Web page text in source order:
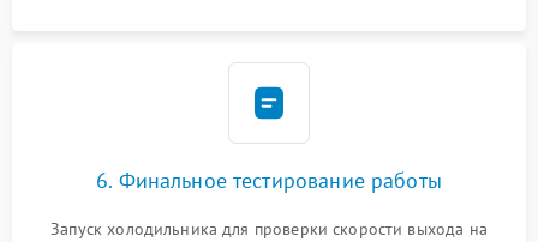
6. Финальное тестирование работы
Запуск холодильника для проверки скорости выхода на